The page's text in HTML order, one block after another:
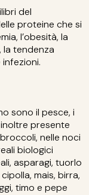
del
proteine che si
l’obesità, la
la tendenza
sono il pesce, i
inoltre presente
nelle noci
biologici
asparagi, tuorlo
mais, birra,
timo e pepe